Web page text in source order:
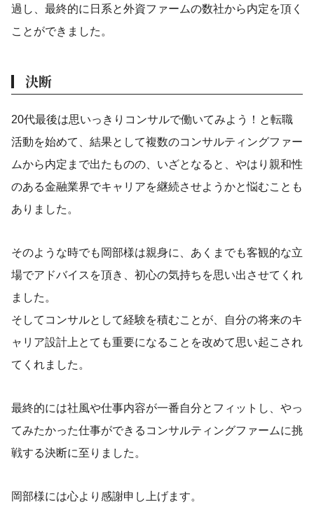
過し、最終的に日系と外資ファームの数社から内定を頂く
ことができました。
決断
20代最後は思いっきりコンサルで働いてみよう！と転職
活動を始めて、結果として複数のコンサルティングファー
ムから内定まで出たものの、いざとなると、やはり親和性
のある金融業界でキャリアを継続させようかと悩むことも
ありました。
そのような時でも岡部様は親身に、あくまでも客観的な立
場でアドバイスを頂き、初心の気持ちを思い出させてくれ
ました。
そしてコンサルとして経験を積むことが、自分の将来のキ
ャリア設計上とても重要になることを改めて思い起こされ
てくれました。
最終的には社風や仕事内容が一番自分とフィットし、やっ
てみたかった仕事ができるコンサルティングファームに挑
戦する決断に至りました。
岡部様には心より感謝申し上げます。